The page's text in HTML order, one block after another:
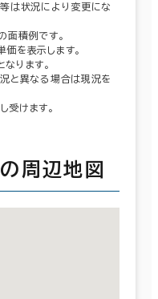
は状況により変更にな
面積例です。
を表示します。
ります。
と異なる場合は現況を
けます。
周辺地図